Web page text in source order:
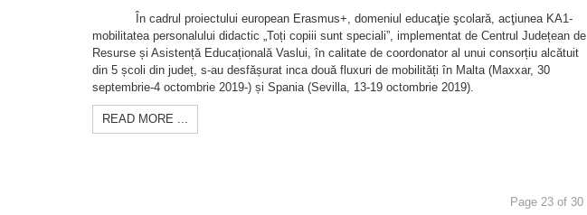
În cadrul proiectului european Erasmus+, domeniul educaţie şcolară, acţiunea KA1-
mobilitatea personalului didactic „Toți copiii sunt speciali”, implementat de Centrul Județean de
Resurse și Asistență Educațională Vaslui, în calitate de coordonator al unui consorțiu alcătuit
din 5 școli din județ, s-au desfășurat inca două fluxuri de mobilități în Malta (Maxxar, 30
septembrie-4 octombrie 2019-) și Spania (Sevilla, 13-19 octombrie 2019).
READ MORE ...
Page 23 of 30